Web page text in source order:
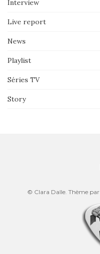
Interview
Live report
News
Playlist
Séries TV
Story
© Clara Dalle. Thème par